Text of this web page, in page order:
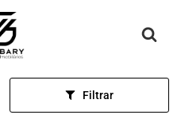
inicial
Filtrar